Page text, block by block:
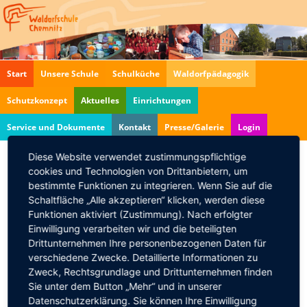
Start Unsere Schule Schulküche Waldorfpädagogik
Schutzkonzept Aktuelles Einrichtungen
Service und Dokumente Kontakt Presse/Galerie Login
Schon abbestellt?
23.06.2017
Bitte bedenken Sie, dass die Verpflegung Ihres
Kindes in den Sommerferien direkt beim
Anbieterabbestelltwerden muss, falls Ihr Kind den
Hortnichtbesucht.
Den Link zum Bestellsystem finden Siehier
Diese Website verwendet zustimmungspflichtige
cookies und Technologien von Drittanbietern, um
bestimmte Funktionen zu integrieren. Wenn Sie auf die
Schaltfläche „Alle akzeptieren“ klicken, werden diese
Funktionen aktiviert (Zustimmung). Nach erfolgter
Einwilligung verarbeiten wir und die beteiligten
Drittunternehmen Ihre personenbezogenen Daten für
verschiedene Zwecke. Detaillierte Informationen zu
Zweck, Rechtsgrundlage und Drittunternehmen finden
Sie unter dem Button „Mehr“ und in unserer
Datenschutzerklärung. Sie können Ihre Einwilligung